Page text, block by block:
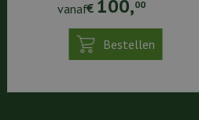
vanaf€ 100,00
Bestellen